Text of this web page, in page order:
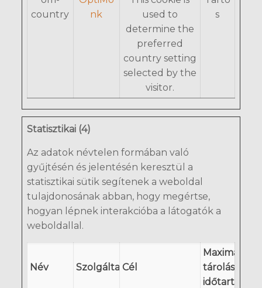
country
nk
used to
determine the
preferred
country setting
selected by the
visitor.
s
Statisztikai (4)
Az adatok névtelen formában való
gyűjtésén és jelentésén keresztül a
statisztikai sütik segítenek a weboldal
tulajdonosának abban, hogy megértse,
hogyan lépnek interakcióba a látogatók a
weboldallal.
Név Szolgáltató
Cél
Maximális
tárolási
időtartam